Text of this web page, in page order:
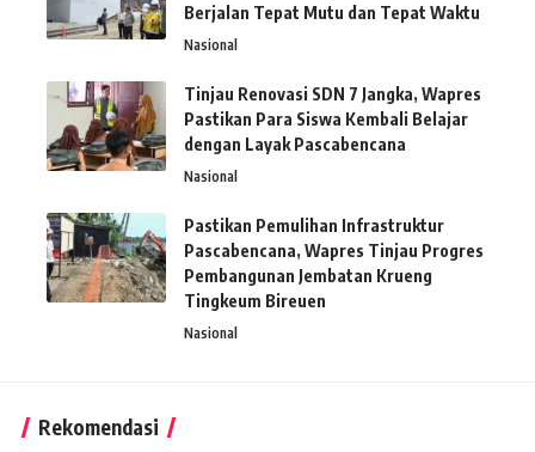
Berjalan Tepat Mutu dan Tepat Waktu
Nasional
Tinjau Renovasi SDN 7 Jangka, Wapres
Pastikan Para Siswa Kembali Belajar
dengan Layak Pascabencana
Nasional
Pastikan Pemulihan Infrastruktur
Pascabencana, Wapres Tinjau Progres
Pembangunan Jembatan Krueng
Tingkeum Bireuen
Nasional
Rekomendasi